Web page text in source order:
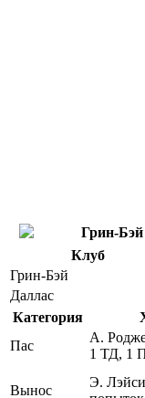
Грин-Бэй
Клуб
Грин-Бэй
Даллас
Категория
Пас
А.
1 ТД, 1
Вынос
Э.